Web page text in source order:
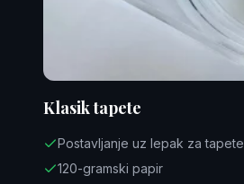
Klasik tapete
Postavljanje uz lepak za tapete
120-gramski papir